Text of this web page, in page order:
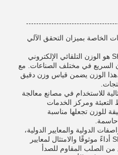
الخاصة بميزان التحقق الآلي
الوزن التلقائي SHANAN SA-300 هو الوزن التلقائي الإلكتروني
السريع في مختلف الصناعات. مع
الوزن يضمن قياس وزن دقيق
للاستخدام في مصانع معالجة
ومركز الخدمات
للوزن تجعلها مناسبة
الدولية والمعايير الدولية،
يضمن الموزن SHANAN SA-300 أداءً موثوقًا والامتثال لمعايير
من الصلب المقاوم للصدأ